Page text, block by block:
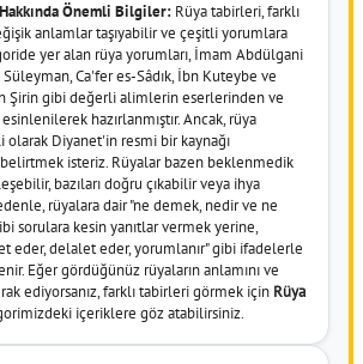
Önemli Bilgiler: Rüya tabirleri, farklı
anlamlar taşıyabilir ve çeşitli yorumlara
yer alan rüya yorumları, İmam Abdülgani
Ca'fer es-Sâdık, İbn Kuteybe ve
Şirin gibi değerli alimlerin eserlerinden ve
hazırlanmıştır. Ancak, rüya
Diyanet'in resmi bir kaynağı
belirtmek isteriz. Rüyalar bazen beklenmedik
bazıları doğru çıkabilir veya ihya
rüyalara dair "ne demek, nedir ve ne
sorulara kesin yanıtlar vermek yerine,
eder, delalet eder, yorumlanır" gibi ifadelerle
Eğer gördüğünüz rüyaların anlamını ve
ediyorsanız, farklı tabirleri görmek için Rüya
içeriklere göz atabilirsiniz.